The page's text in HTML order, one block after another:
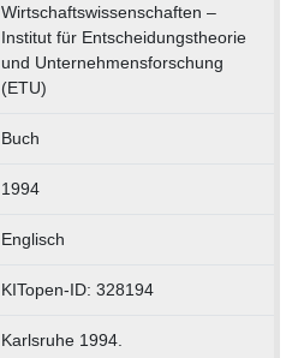
Wirtschaftswissenschaften –
Institut für Entscheidungstheorie
und Unternehmensforschung
(ETU)
Buch
1994
Englisch
KITopen-ID: 328194
Karlsruhe 1994.